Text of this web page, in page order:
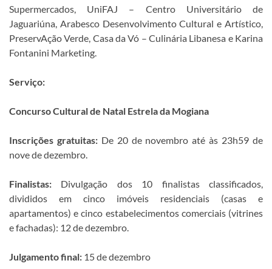
Supermercados, UniFAJ – Centro Universitário de
Jaguariúna, Arabesco Desenvolvimento Cultural e Artístico,
PreservAção Verde, Casa da Vó – Culinária Libanesa e Karina
Fontanini Marketing.
Serviço:
Concurso Cultural de Natal Estrela da Mogiana
Inscrições gratuitas:De 20 de novembro até às 23h59 de
nove de dezembro.
Finalistas: Divulgação dos 10 finalistas classificados,
divididos em cinco imóveis residenciais (casas e
apartamentos) e cinco estabelecimentos comerciais (vitrines
e fachadas): 12 de dezembro.
Julgamento final: 15 de dezembro